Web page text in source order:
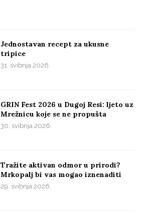
Jednostavan recept za ukusne
tripice
31. svibnja 2026.
GRIN Fest 2026 u Dugoj Resi: ljeto uz
Mrežnicu koje se ne propušta
30. svibnja 2026.
Tražite aktivan odmor u prirodi?
Mrkopalj bi vas mogao iznenaditi
29. svibnja 2026.